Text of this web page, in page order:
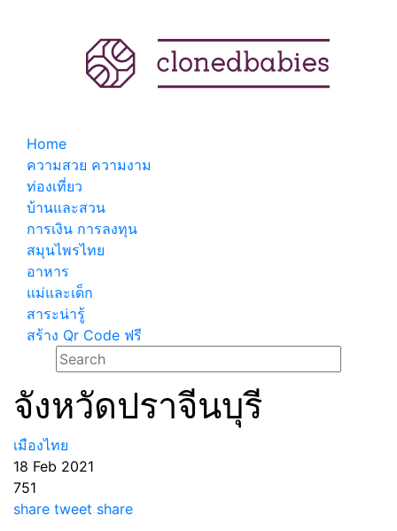
Home
ความสวย ความงาม
ท่องเที่ยว
บ้านและสวน
การเงิน การลงทุน
สมุนไพรไทย
อาหาร
แม่และเด็ก
สาระน่ารู้
สร้าง Qr Code ฟรี
จังหวัดปราจีนบุรี
เมืองไทย
18 Feb 2021
751
share tweet share